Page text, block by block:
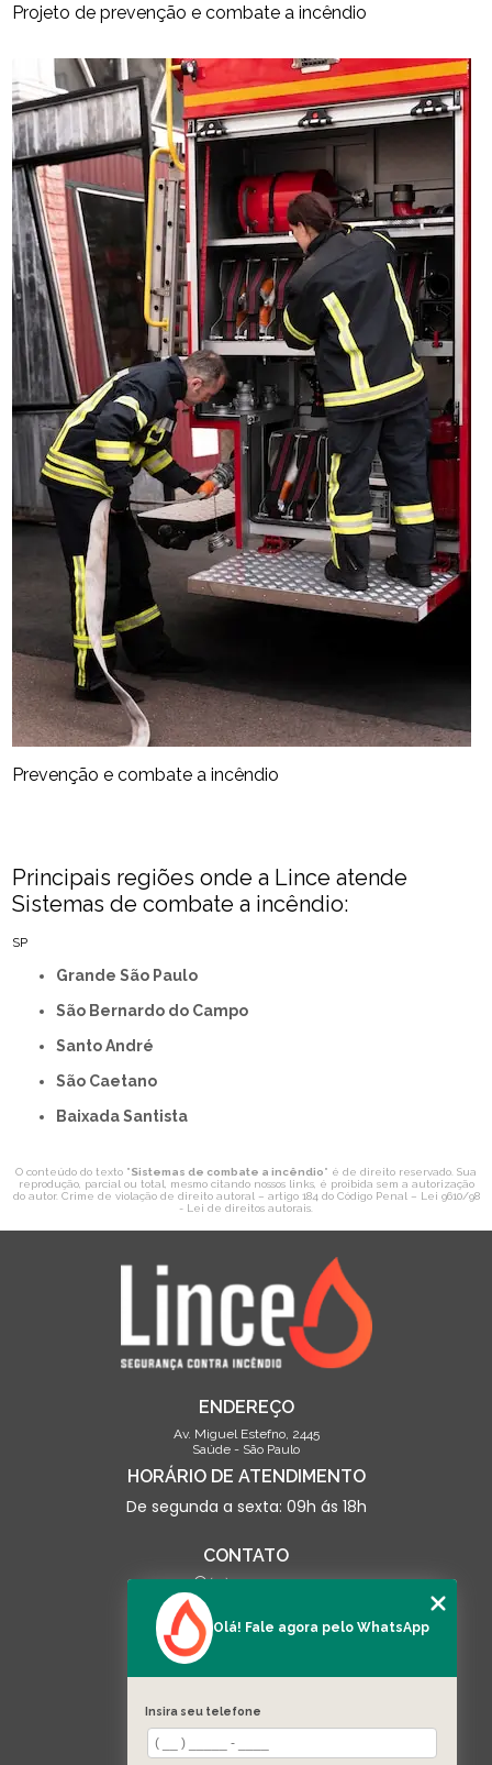
Projeto de prevenção e combate a incêndio​
Prevenção e combate a incêndio​
Principais regiões onde a Lince atende
Sistemas de combate a incêndio​:
SP
Grande São Paulo
São Bernardo do Campo
Santo André
São Caetano
Baixada Santista
O conteúdo do texto "Sistemas de combate a incêndio​" é de direito reservado. Sua
reprodução, parcial ou total, mesmo citando nossos links, é proibida sem a autorização
do autor. Crime de violação de direito autoral – artigo 184 do Código Penal – Lei 9610/98
- Lei de direitos autorais
ENDEREÇO
Av. Miguel Estefno, 2445
Saúde - São Paulo
HORÁRIO DE ATENDIMENTO
De segunda a sexta: 09h ás 18h
CONTATO
(13) 3500-0703
contato@linceseguranca.com.br
SIGA-NOS
MENU
HOME
Olá! Fale agora pelo WhatsApp
Insira seu telefone